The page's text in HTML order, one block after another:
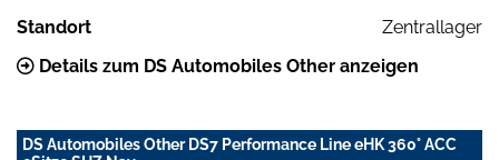
Standort
Zentrallager
Details zum DS Automobiles Other anzeigen
DS Automobiles Other DS7 Performance Line eHK 360° ACC